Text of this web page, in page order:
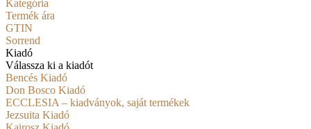
Kategória
Termék ára
GTIN
Sorrend
Kiadó
Válassza ki a kiadót
Bencés Kiadó
Don Bosco Kiadó
ECCLESIA – kiadványok, saját termékek
Jezsuita Kiadó